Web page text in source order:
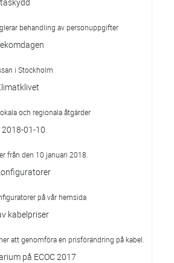
behandling av personuppgifter
i Stockholm
och regionala åtgärder
01-10
från den 10 januari 2018.
på vår hemsida
kabelpriser
att genomföra en prisförändring på kabel.
på ECOC 2017